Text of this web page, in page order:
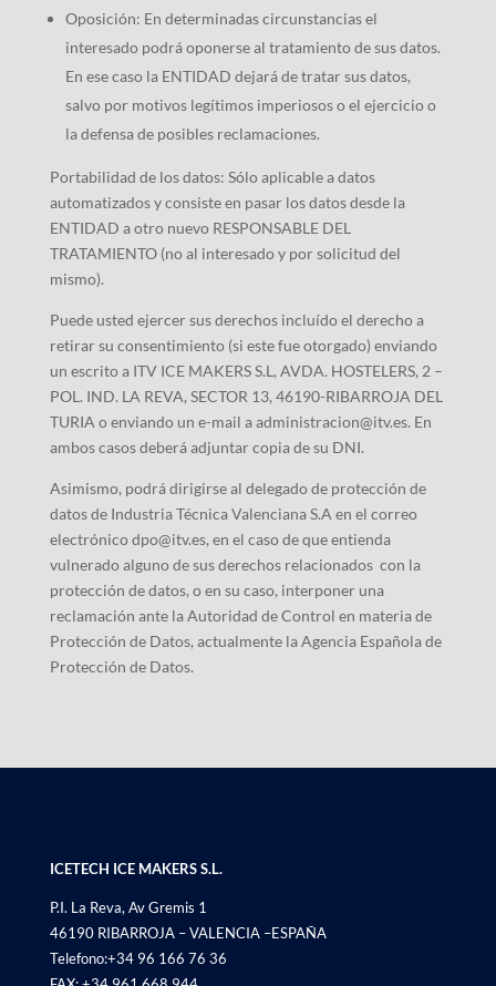
Oposición: En determinadas circunstancias el
interesado podrá oponerse al tratamiento de sus datos.
En ese caso la ENTIDAD dejará de tratar sus datos,
salvo por motivos legítimos imperiosos o el ejercicio o
la defensa de posibles reclamaciones.
Portabilidad de los datos: Sólo aplicable a datos
automatizados y consiste en pasar los datos desde la
ENTIDAD a otro nuevo RESPONSABLE DEL
TRATAMIENTO (no al interesado y por solicitud del
mismo).
Puede usted ejercer sus derechos incluído el derecho a
retirar su consentimiento (si este fue otorgado) enviando
un escrito a ITV ICE MAKERS S.L, AVDA. HOSTELERS, 2 –
POL. IND. LA REVA, SECTOR 13, 46190-RIBARROJA DEL
TURIA o enviando un e-mail a administracion@itv.es. En
ambos casos deberá adjuntar copia de su DNI.
Asimismo, podrá dirigirse al delegado de protección de
datos de Industria Técnica Valenciana S.A en el correo
electrónico dpo@itv.es, en el caso de que entienda
vulnerado alguno de sus derechos relacionados con la
protección de datos, o en su caso, interponer una
reclamación ante la Autoridad de Control en materia de
Protección de Datos, actualmente la Agencia Española de
Protección de Datos.
ICETECH ICE MAKERS S.L.
P.I. La Reva, Av Gremis 1
46190 RIBARROJA – VALENCIA –ESPAÑA
Telefono:+34 96 166 76 36